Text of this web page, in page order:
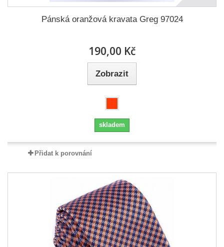
Pánská oranžová kravata Greg 97024
190,00 Kč
Zobrazit
skladem
Přidat k porovnání